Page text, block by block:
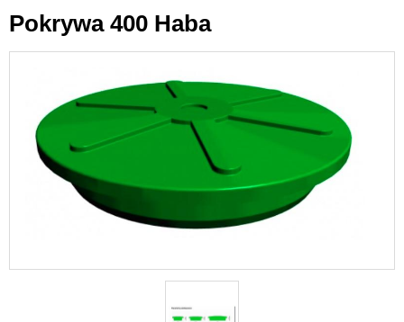
Pokrywa 400 Haba